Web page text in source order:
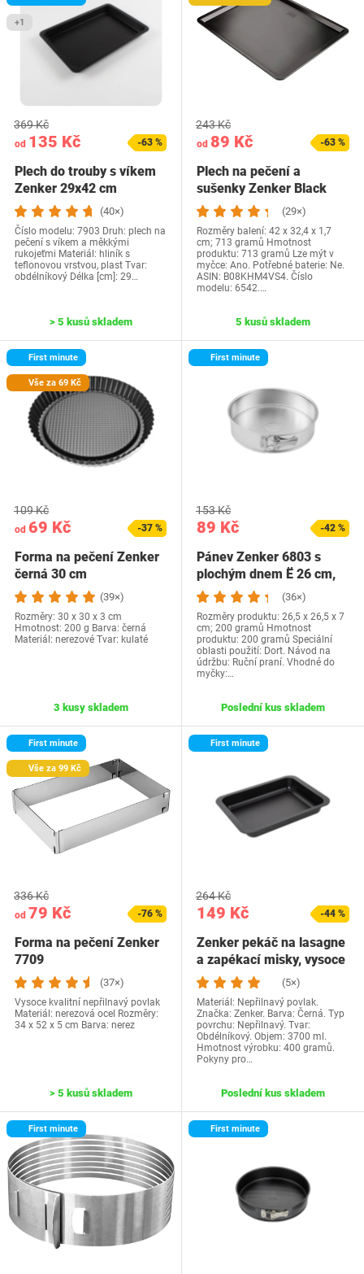
+1
od 135 Kč
369 Kč
-63 %
Plech do trouby s víkem
Zenker 29x42 cm
(40×)
Číslo modelu‎: 7903 Druh: plech na
pečení s víkem a měkkými
rukojeťmi Materiál: hliník s
teflonovou vrstvou, plast Tvar:
obdélníkový Délka [cm]: 29…
> 5 kusů skladem
od 89 Kč
243 Kč
-63 %
Plech na pečení a
sušenky Zenker Black
Metallic - tepelně…
(29×)
Rozměry balení: 42 x 32,4 x 1,7
cm; 713 gramů Hmotnost
produktu: 713 gramů Lze mýt v
myčce: Ano. Potřebné baterie: Ne.
ASIN: B08KHM4VS4. Číslo
modelu: 6542.…
5 kusů skladem
First minute
Vše za 69 Kč
od 69 Kč
109 Kč
-37 %
Forma na pečení Zenker
černá 30 cm
(39×)
Rozměry: 30 x 30 x 3 cm
Hmotnost: ‎200 g Barva: černá
Materiál: nerezové Tvar: kulaté
3 kusy skladem
First minute
89 Kč
153 Kč
-42 %
Pánev Zenker 6803 s
plochým dnem Ë 26 cm,
stříbrná
(36×)
Rozměry produktu: 26,5 x 26,5 x 7
cm; 200 gramů Hmotnost
produktu: 200 gramů Speciální
oblasti použití: Dort. Návod na
údržbu: Ruční praní. Vhodné do
myčky:…
Poslední kus skladem
First minute
Vše za 99 Kč
od 79 Kč
336 Kč
-76 %
Forma na pečení Zenker
7709
(37×)
Vysoce kvalitní nepřilnavý povlak
Materiál: nerezová ocel Rozměry:
34 x 52 x 5 cm Barva: nerez
> 5 kusů skladem
First minute
149 Kč
264 Kč
-44 %
Zenker pekáč na lasagne
a zapékací misky, vysoce
kvalitní…
(5×)
Materiál: Nepřilnavý povlak.
Značka: Zenker. Barva: Černá. Typ
povrchu: Nepřilnavý. Tvar:
Obdélníkový. Objem: 3700 ml.
Hmotnost výrobku: 400 gramů.
Pokyny pro…
Poslední kus skladem
First minute First minute